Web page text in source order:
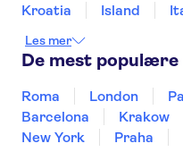
Shakespeare's Globe
Kroatia
Island
Portugal
Sverige
Les mer
De mest populære
Roma London
Barcelona
Krakow
New York
Praha